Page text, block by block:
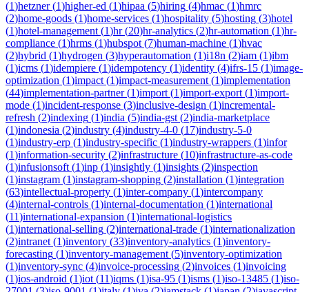
(1)hetzner(1)higher-ed (1)hipaa (5)hiring (4)hmac (1)hmrc
(2)home-goods (1)home-services (1)hospitality (5)hosting (3)hotel
(1)hotel-management (1)hr(20)hr-analytics (2)hr-automation (1)hr-
compliance (1)hrms (1)hubspot (7)human-machine (1)hvac
(2)hybrid (1)hydrogen (3)hyperautomation (1)i18n (2)iam (1)ibm
(1)icms (1)idempiere (1)idempotency (1)identity (4)ifrs-15 (1)image-
optimization (1)impact (1)impact-measurement (1)implementation
(44)implementation-partner(1)import (1)import-export (1)import-
mode (1)incident-response (3)inclusive-design (1)incremental-
refresh (2)indexing (1)india (5)india-gst (2)india-marketplace
(1)indonesia (2)industry (4)industry-4-0 (17)industry-5-0
(1)industry-erp (1)industry-specific (1)industry-wrappers (1)infor
(1)information-security (2)infrastructure (10)infrastructure-as-code
(1)infusionsoft (1)inp (1)insightly (1)insights (2)inspection
(1)instagram (1)instagram-shopping (2)installation (1)integration
(63)intellectual-property (1)inter-company (1)intercompany
(4)internal-controls (1)internal-documentation (1)international
(11)international-expansion (1)international-logistics
(1)international-selling (2)international-trade (1)internationalization
(2)intranet (1)inventory (33)inventory-analytics (1)inventory-
forecasting (1)inventory-management (5)inventory-optimization
(1)inventory-sync (4)invoice-processing (2)invoices (1)invoicing
(1)ios-android (1)iot (11)iqms (1)isa-95 (1)isms (1)iso-13485 (1)iso-